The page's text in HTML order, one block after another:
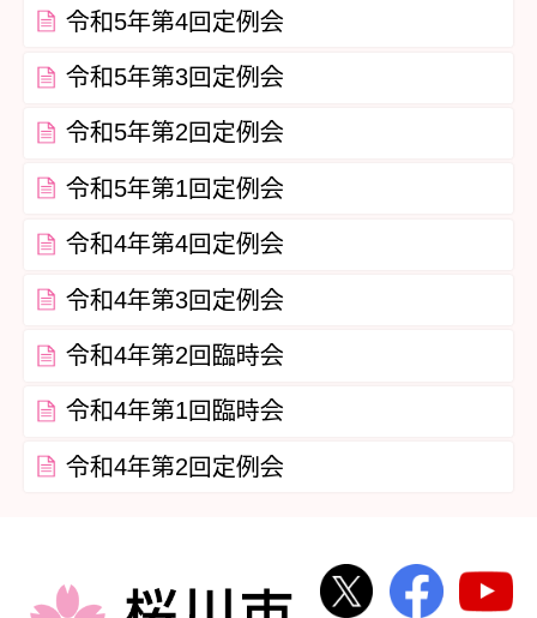
令和5年第4回定例会
令和5年第3回定例会
令和5年第2回定例会
令和5年第1回定例会
令和4年第4回定例会
令和4年第3回定例会
令和4年第2回臨時会
令和4年第1回臨時会
令和4年第2回定例会
桜川市
桜川市公式
桜川